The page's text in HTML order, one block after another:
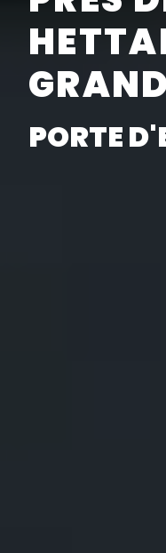
PORTE